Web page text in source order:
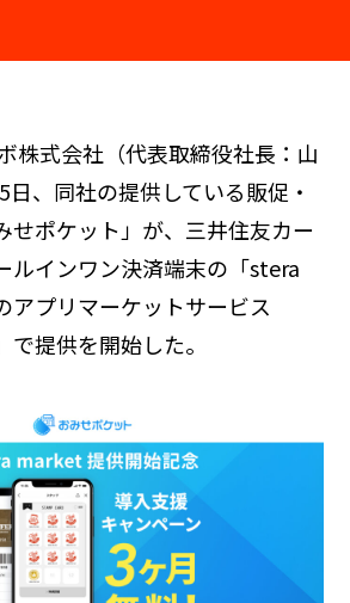
株式会社（代表取締役社長：山
、同社の提供している販促・
せポケット」が、三井住友カー
ルインワン決済端末の「stera
プリマーケットサービス
で提供を開始した。